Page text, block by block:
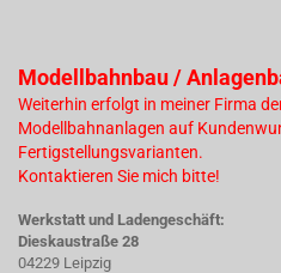
Modellbahnbau /
Weiterhin erfolgt in meiner Firma
Modellbahnanlagen auf
Fertigstellungsvarianten.
Kontaktieren Sie mich bitte!
Werkstatt und Ladengeschäft:
Dieskaustraße 28
04229 Leipzig